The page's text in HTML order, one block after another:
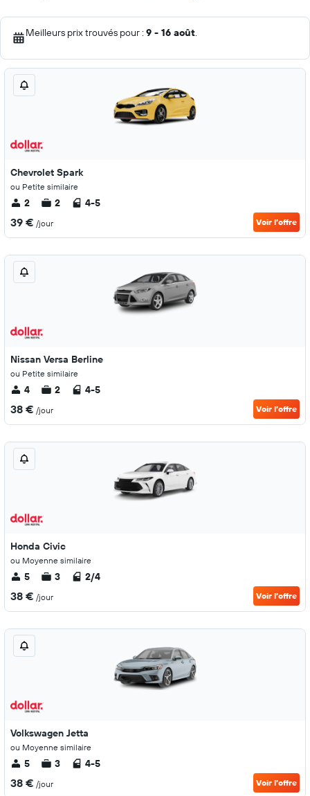
Meilleurs prix trouvés pour : 9 - 16 août.
Chevrolet Spark
ou Petite similaire
2 2 4-5
39 € /jour Voir l’offre
Nissan Versa Berline
ou Petite similaire
4 2 4-5
38 € /jour Voir l’offre
Honda Civic
ou Moyenne similaire
5 3 2/4
38 € /jour Voir l’offre
Volkswagen Jetta
ou Moyenne similaire
5 3 4-5
38 € /jour Voir l’offre